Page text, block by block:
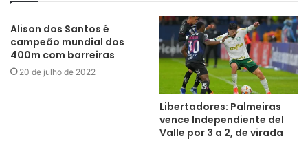
Alison dos Santos é
campeão mundial dos
400m com barreiras
20 de julho de 2022
Libertadores: Palmeiras
vence Independiente del
Valle por 3 a 2, de virada